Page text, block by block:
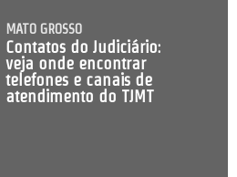
MATO GROSSO
Contatos do Judiciário:
veja onde encontrar
telefones e canais de
atendimento do TJMT